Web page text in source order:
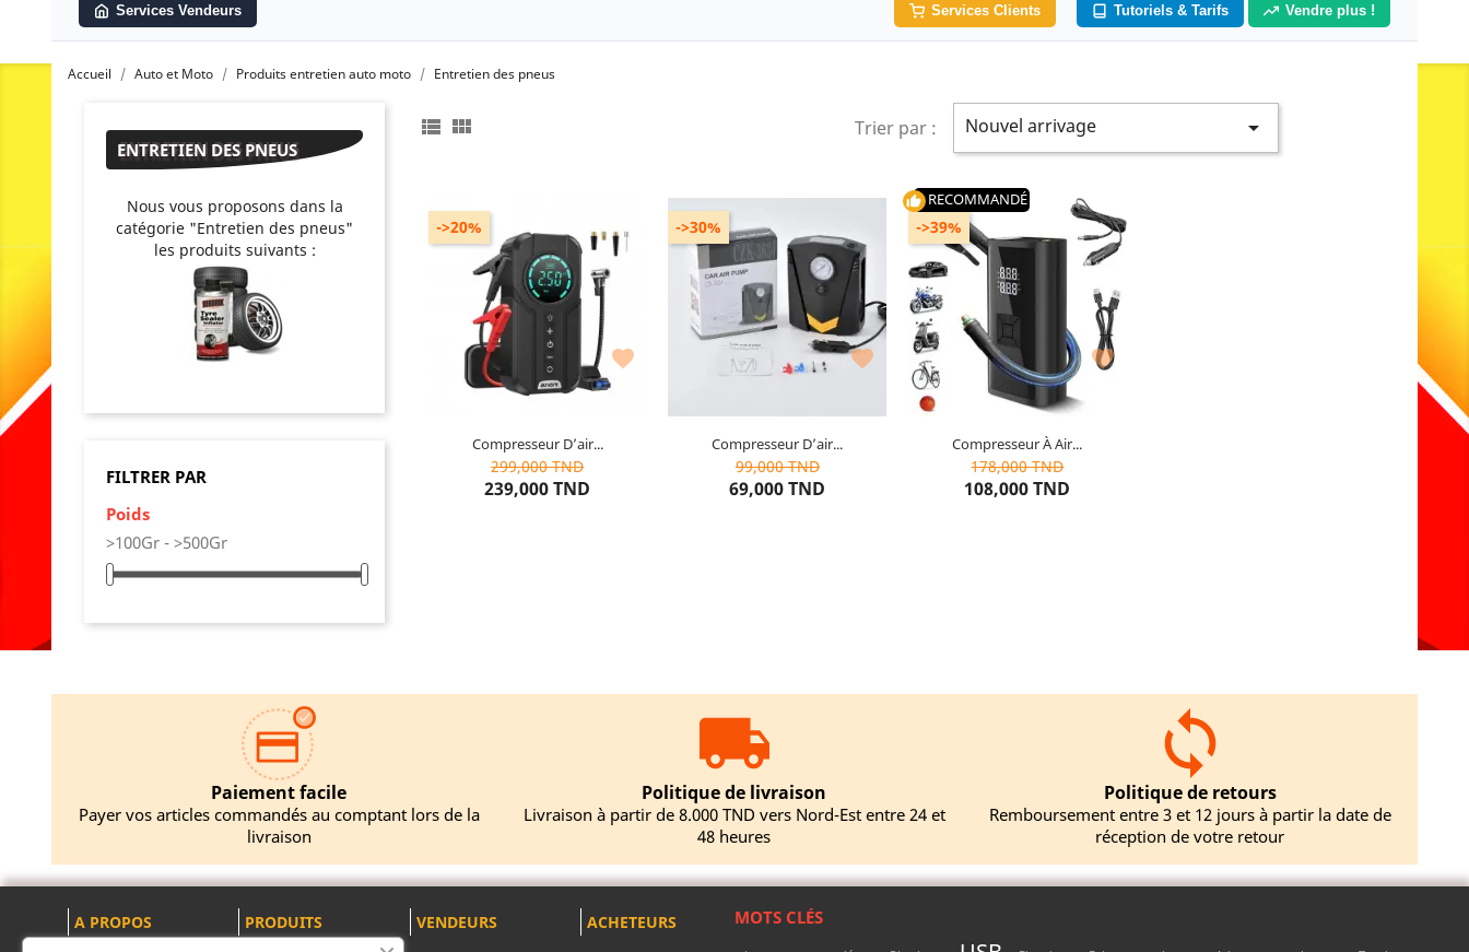
Services Vendeurs Services Clients Tutoriels & Tarifs Vendre plus !
Accueil Auto et Moto Produits entretien auto moto Entretien des pneus
ENTRETIEN DES PNEUS
Nous vous proposons dans la
catégorie "Entretien des pneus"
les produits suivants :
FILTRER PAR
Poids
>100Gr - >500Gr
  Trier par : Nouvel arrivage 

Compresseur D’air...
299,000 TND
239,000 TND
->20%
Batterie : 10000mAH
Voltage : 12V
10articles restants

Compresseur D’air...
99,000 TND
69,000 TND
->30%
Taille : 14.5×7.5×18.5 cm
10articles restants

thumb_up RECOMMANDÉ
Compresseur À Air...
178,000 TND
108,000 TND
->39%
10articles restants
Paiement facile
Payer vos articles commandés au comptant lors de la
livraison
Politique de livraison
Livraison à partir de 8.000 TND vers Nord-Est entre 24 et
48 heures
Politique de retours
Remboursement entre 3 et 12 jours à partir la date de
réception de votre retour
A PROPOS PRODUITS VENDEURS ACHETEURS MOTS CLÉS